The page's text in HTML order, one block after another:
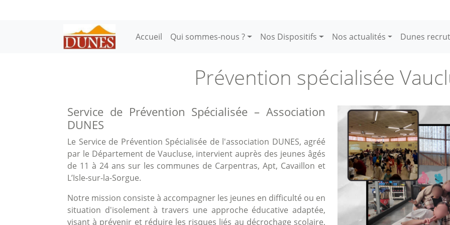
Main navigation
Accueil Qui sommes-nous ? Nos Dispositifs Nos actualités Dunes
Prévention spécialisée
Service de Prévention Spécialisée – Association
DUNES
Le Service de Prévention Spécialisée de l'association DUNES, agréé
par le Département de Vaucluse, intervient auprès des jeunes âgés
de 11 à 24 ans sur les communes de Carpentras, Apt, Cavaillon et
L’Isle-sur-la-Sorgue.
Notre mission consiste à accompagner les jeunes en difficulté ou en
situation d'isolement à travers une approche éducative adaptée,
visant à prévenir et réduire les risques liés au décrochage scolaire,
Image